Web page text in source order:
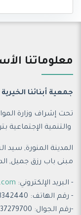
معلوماتنا
جمعية أبنائنا الخيرية
تحت إشراف وزارة
والتنمية الإجتماعية ب
المدينة المنورة, سيد
مبنى باب رزق جميل,
- البريد الإلكتروني:
- رقم الهاتف: 8342440-014
-رقم الجوال: 0537279700